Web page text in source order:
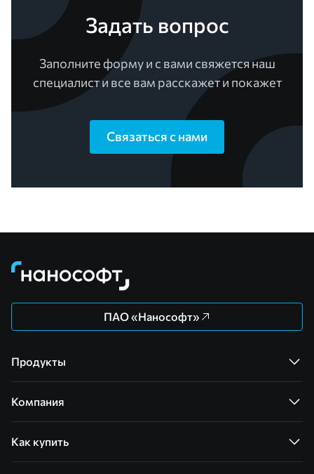
Задать вопрос
Заполните форму и с вами свяжется наш
специалист и все вам расскажет и покажет
Связаться с нами
ПАО «Нанософт»
Продукты
Компания
Как купить